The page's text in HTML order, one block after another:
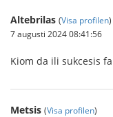
Altebrilas (Visa profilen)
7 augusti 2024 08:41:56
Kiom da ili sukcesis
Metsis (Visa profilen)